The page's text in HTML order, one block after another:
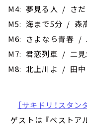
M4: 夢見る人 / さだ
M5: 海まで5分 / 森
M6: さよなら青春 /
M7: 君恋列車 / 二見
M8: 北上川よ / 田中
［サキドリ！スタ
ゲストは 『ベストア